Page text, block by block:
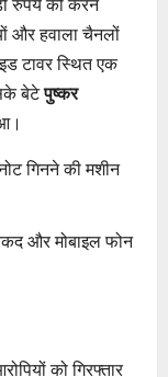
और हवाला चैनलों
टावर स्थित एक
बेटेपुष्कर
गिनने की मशीन
और मोबाइल फोन
को गिरफ्तार